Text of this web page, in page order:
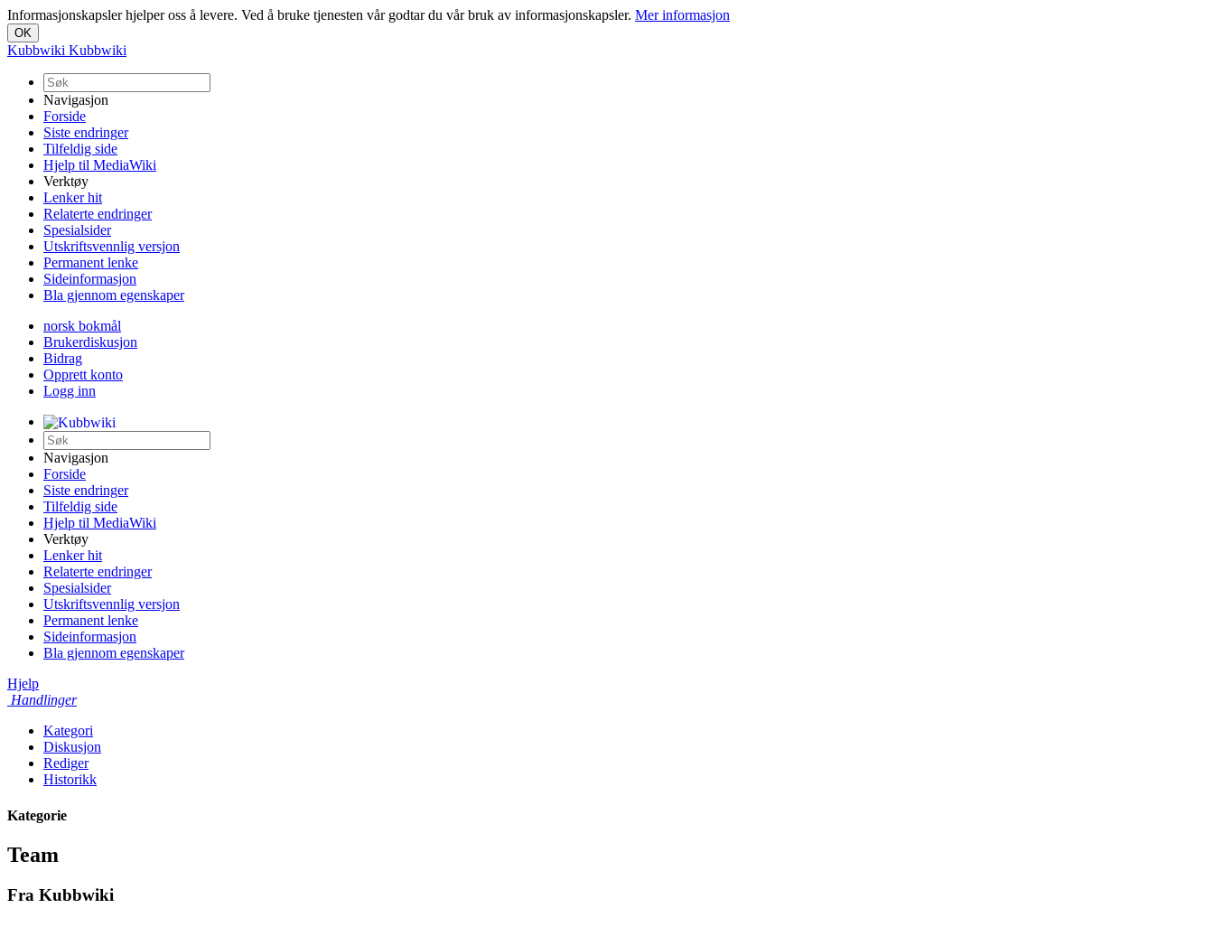
Informasjonskapsler hjelper oss å levere. Ved å bruke tjenesten vår godtar du vår bruk av informasjonskapsler. Mer informasjon
Kubbwiki Kubbwiki
Navigasjon
Forside
Siste endringer
Tilfeldig side
Hjelp til MediaWiki
Verktøy
Lenker hit
Relaterte endringer
Spesialsider
Utskriftsvennlig versjon
Permanent lenke
Sideinformasjon
Bla gjennom egenskaper
norsk bokmål
Brukerdiskusjon
Bidrag
Opprett konto
Logg inn
Navigasjon
Forside
Siste endringer
Tilfeldig side
Hjelp til MediaWiki
Verktøy
Lenker hit
Relaterte endringer
Spesialsider
Utskriftsvennlig versjon
Permanent lenke
Sideinformasjon
Bla gjennom egenskaper
Hjelp
Handlinger
Kategori
Diskusjon
Rediger
Historikk
Kategorie
Team
Fra Kubbwiki